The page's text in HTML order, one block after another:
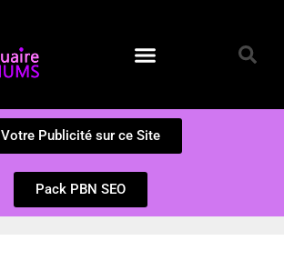
Votre Publicité sur ce Site
Pack PBN SEO